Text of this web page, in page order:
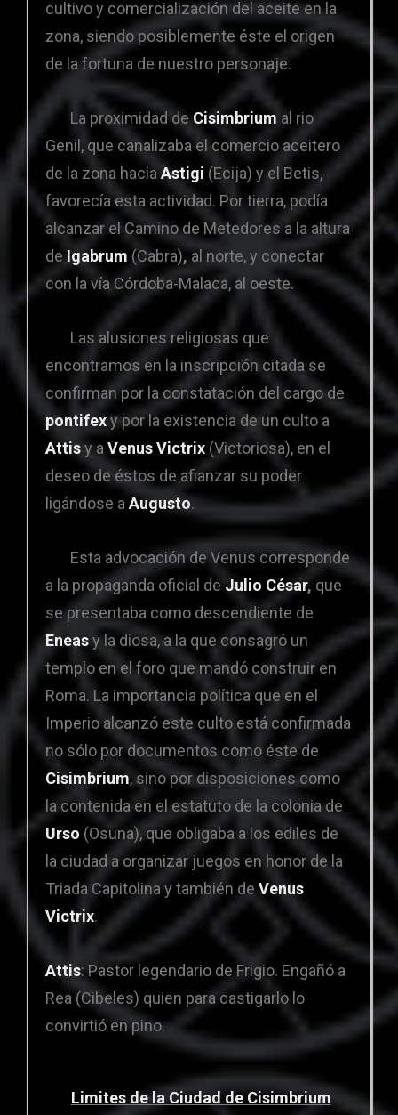
cultivo y comercialización del aceite en la
zona, siendo posiblemente éste el origen
de la fortuna de nuestro personaje.
La proximidad deCisimbrium al rio
Genil, que canalizaba el comercio aceitero
de la zona hacia Astigi (Ecija) y el Betis,
favorecía esta actividad. Por tierra, podía
alcanzar el Camino de Metedores a la altura
de Igabrum (Cabra), al norte, y conectar
con la vía Córdoba-Malaca, al oeste.
Las alusiones religiosas que
encontramos en la inscripción citada se
confirman por la constatación del cargo de
pontifexy por la existencia de un culto a
Attisy a VenusVictrix (Victoriosa), en el
deseo de éstos de afianzar su poder
ligándose a Augusto.
Esta advocación de Venus corresponde
a la propaganda oficial deJulio César, que
se presentaba como descendiente de
Eneasy la diosa, a la que consagró un
templo en el foro que mandó construir en
Roma. La importancia política que en el
Imperio alcanzó este culto está confirmada
no sólo por documentos como éste de
Cisimbrium, sino por disposiciones como
la contenida en el estatuto de la colonia de
Urso (Osuna), que obligaba a los ediles de
la ciudad a organizar juegos en honor de la
Triada Capitolina y también de Venus
Victrix.
Attis: Pastor legendario de Frigio. Engañó a
Rea (Cibeles) quien para castigarlo lo
convirtió en pino.
Limites de la Ciudad de Cisimbrium